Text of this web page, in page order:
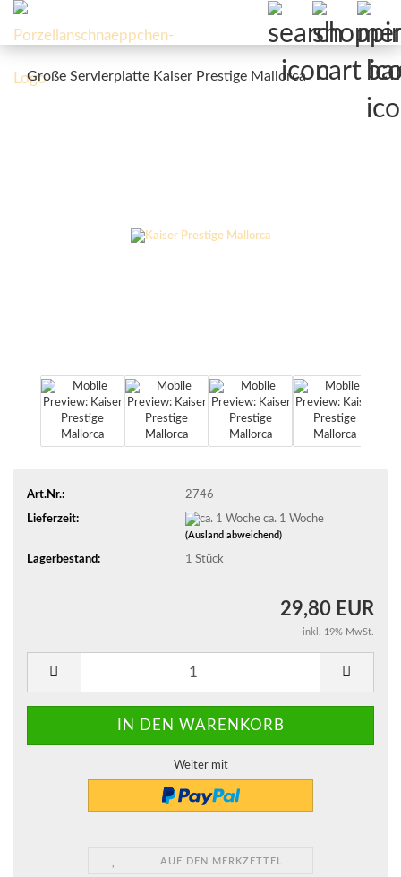
Große Servierplatte Kaiser Prestige Mallorca
Art.Nr.: 2746
Lieferzeit: ca. 1 Woche
(Ausland abweichend)
Lagerbestand: 1 Stück
29,80 EUR
inkl. 19% MwSt.
Weiter mit
AUF DEN MERKZETTEL